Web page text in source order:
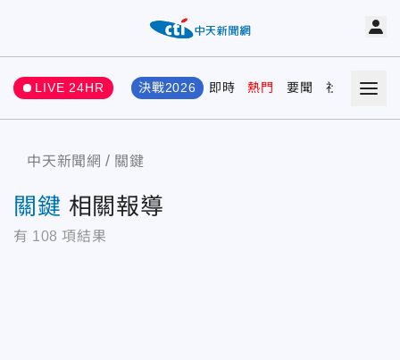
LIVE 24HR 決戰2026 即時 熱門 要聞 社會 娛樂
中天新聞網 關鍵
關鍵 相關報導
有 108 項結果